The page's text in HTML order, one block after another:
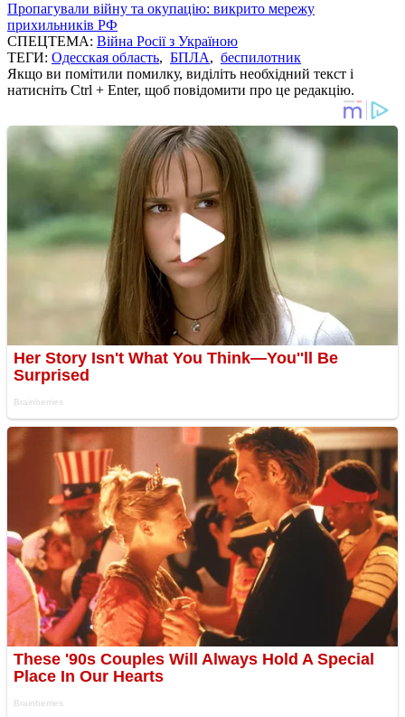
Пропагували війну та окупацію: викрито мережу
прихильників РФ
СПЕЦТЕМА: Війна Росії з Україною
ТЕГИ: Одесская область, БПЛА, беспилотник
Якщо ви помітили помилку, виділіть необхідний текст і
натисніть Ctrl + Enter, щоб повідомити про це редакцію.